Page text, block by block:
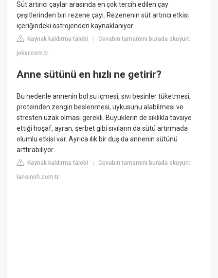
Süt artırıcı çaylar arasında en çok tercih edilen çay
çeşitlerinden biri rezene çayı. Rezenenin süt artırıcı etkisi
içeriğindeki östrojenden kaynaklanıyor.
Kaynak kaldırma talebi |Cevabın tamamını burada okuyun:
joker.com.tr
Anne sütünü en hızlı ne getirir?
Bu nedenle annenin bol su içmesi, sıvı besinler tüketmesi,
proteinden zengin beslenmesi, uykusunu alabilmesi ve
stresten uzak olması gerekli. Büyüklerin de sıklıkla tavsiye
ettiği hoşaf, ayran, şerbet gibi sıvıların da sütü artırmada
olumlu etkisi var. Ayrıca ılık bir duş da annenin sütünü
arttırabiliyor.
Kaynak kaldırma talebi |Cevabın tamamını burada okuyun:
lansinoh.com.tr